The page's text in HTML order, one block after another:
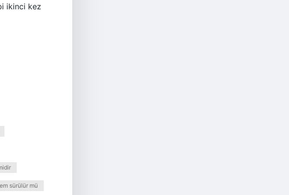
ikinci kez
sürülür mü